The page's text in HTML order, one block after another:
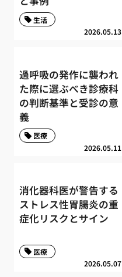
2026.05.13
生活
過呼吸の発作に襲われ
た際に選ぶべき診療科
の判断基準と受診の意
義
2026.05.11
医療
消化器科医が警告する
ストレス性胃腸炎の重
症化リスクとサイン
2026.05.07
医療